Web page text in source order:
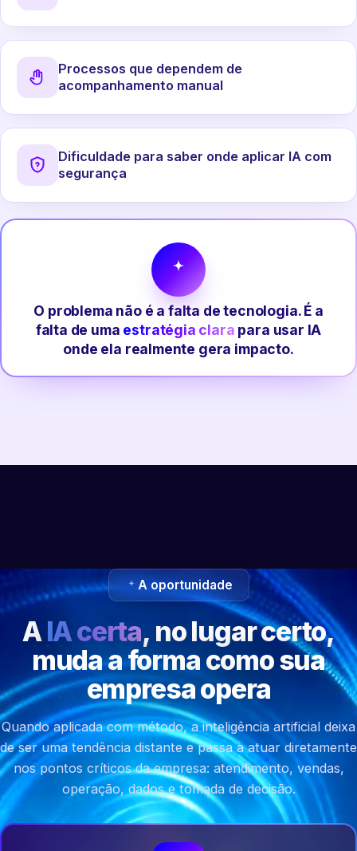
Processos que dependem de
acompanhamento manual
Dificuldade para saber onde aplicar IA com
segurança
O problema não é a falta de tecnologia. É a
falta de uma estratégia clara para usar IA
onde ela realmente gera impacto.
A oportunidade
AIA certa, no lugar certo,
muda a forma como sua
empresa opera
Quando aplicada com método, a inteligência artificial deixa
de ser uma tendência distante e passa a atuar diretamente
nos pontos críticos da empresa: atendimento, vendas,
operação, dados e tomada de decisão.